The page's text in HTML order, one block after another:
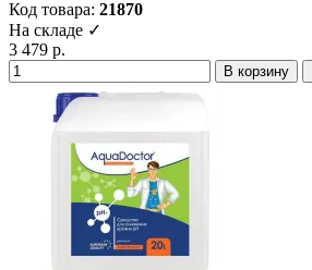
Код товара: 21870
На складе ✓
3 479 р.
В корзину